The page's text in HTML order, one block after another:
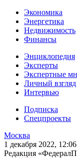
Экономика
Энергетика
Недвижимость
Финансы
Энциклопедия
Эксперты
Экспертные
Личный взгляд
Интервью
Подписка
Спецпроекты
Москва
1 декабря 2022, 12:06
Редакция